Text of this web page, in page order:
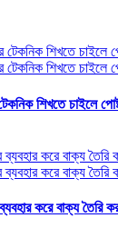
শিখতে চাইলে
করে বাক্য তৈরি